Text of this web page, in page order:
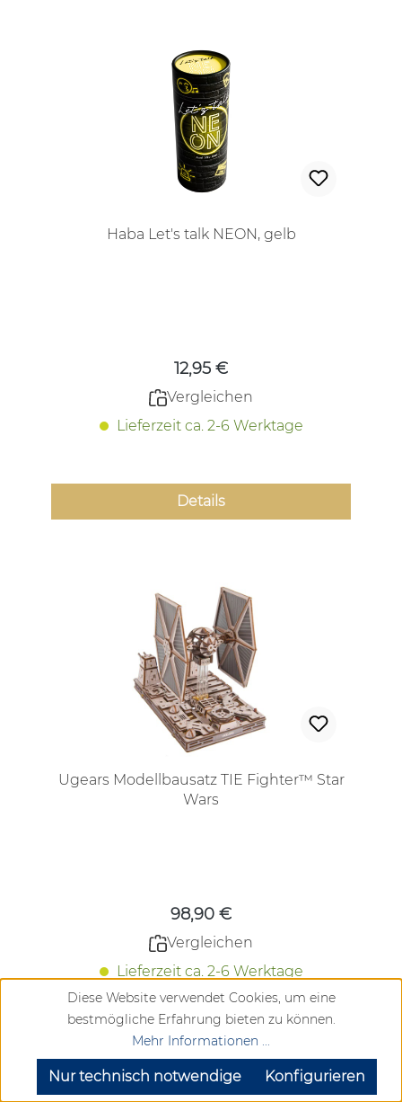
Haba Let's talk NEON, gelb
12,95 €
Vergleichen
Lieferzeit ca. 2-6 Werktage
Details
Ugears Modellbausatz TIE Fighter™ Star
Wars
98,90 €
Vergleichen
Lieferzeit ca. 2-6 Werktage
Details
Diese Website verwendet Cookies, um eine
bestmögliche Erfahrung bieten zu können.
Mehr Informationen ...
Nur technisch notwendige Konfigurieren
SEHR GUT (4.72 / 5)
aus904Bewertungen bei: google.com, trustedshops.de, shopvote.de ⓘ
Informationen zur Echtheit der Bewertungen